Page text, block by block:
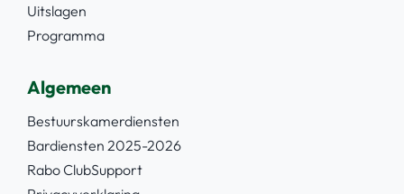
Uitslagen
Programma
Algemeen
Bestuurskamerdiensten
Bardiensten 2025-2026
Rabo ClubSupport